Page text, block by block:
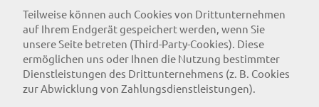
Teilweise können auch Cookies von Drittunternehmen
auf Ihrem Endgerät gespeichert werden, wenn Sie
unsere Seite betreten (Third-Party-Cookies). Diese
ermöglichen uns oder Ihnen die Nutzung bestimmter
Dienstleistungen des Drittunternehmens (z. B. Cookies
zur Abwicklung von Zahlungsdienstleistungen).